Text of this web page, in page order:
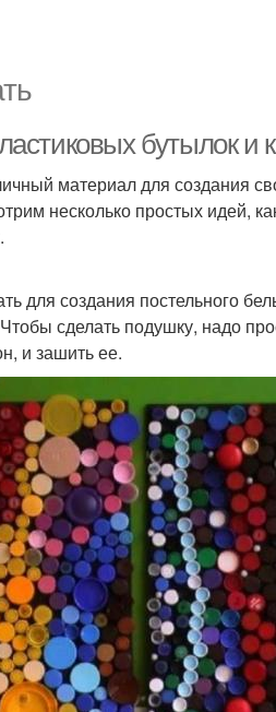
бутылок и
материал для создания
несколько простых идей,
для создания постельного
сделать подушку, надо
и зашить ее.